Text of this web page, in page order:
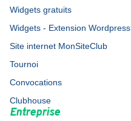
Widgets gratuits
Widgets - Extension Wordpress
Site internet MonSiteClub
Tournoi
Convocations
Clubhouse
Entreprise